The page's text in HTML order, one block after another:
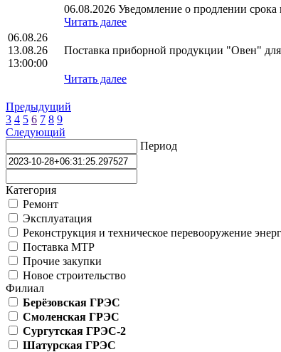
06.08.2026 Уведомление о продлении
Читать далее
06.08.26
13.08.26
13:00:00
Поставка приборной продукции "Овен"
Читать далее
Предыдущий
3 4 5 6 7 8 9
Следующий
Период
Категория
Ремонт
Эксплуатация
Реконструкция и техническое перевооружение
Поставка МТР
Прочие закупки
Новое строительство
Филиал
Берёзовская ГРЭС
Смоленская ГРЭС
Сургутская ГРЭС-2
Шатурская ГРЭС